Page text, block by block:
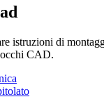
istruzioni di
CAD.